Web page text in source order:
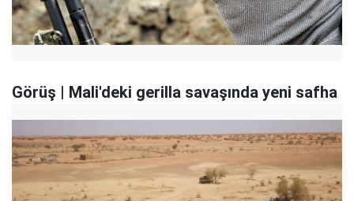
Görüş | Mali'deki gerilla savaşında yeni safha